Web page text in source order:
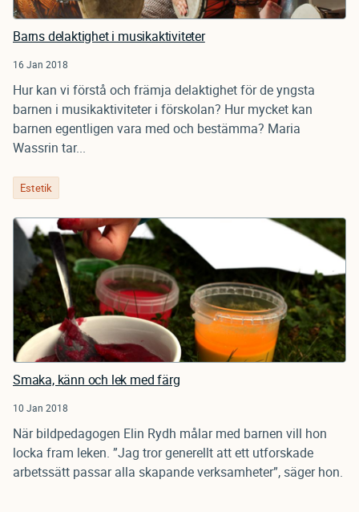
Barns delaktighet i musikaktiviteter
16 Jan 2018
Hur kan vi förstå och främja delaktighet för de yngsta
barnen i musikaktiviteter i förskolan? Hur mycket kan
barnen egentligen vara med och bestämma? Maria
Wassrin tar...
Estetik
Smaka, känn och lek med färg
10 Jan 2018
När bildpedagogen Elin Rydh målar med barnen vill hon
locka fram leken. ”Jag tror generellt att ett utforskade
arbetssätt passar alla skapande verksamheter”, säger hon.